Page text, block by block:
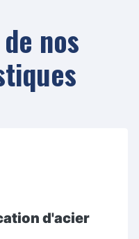
nos
d'acier